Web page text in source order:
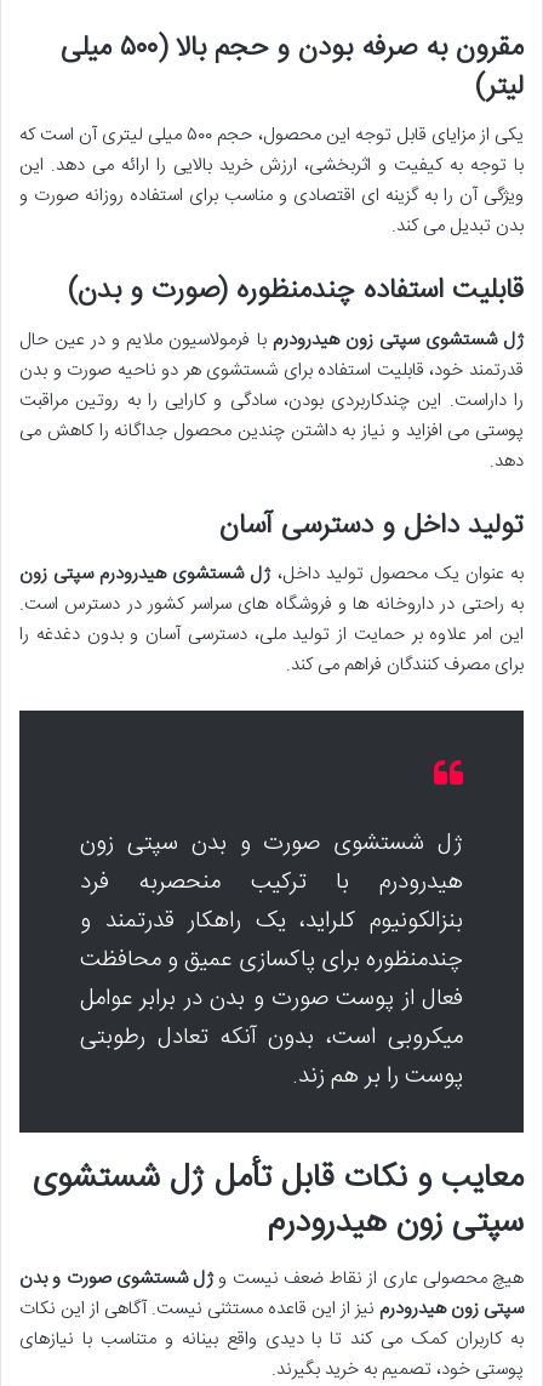
مقرون به صرفه بودن و حجم بالا (۵۰۰ میلی
لیتر)
یکی از مزایای قابل توجه این محصول، حجم ۵۰۰ میلی لیتری آن است که
با توجه به کیفیت و اثربخشی، ارزش خرید بالایی را ارائه می دهد. این
ویژگی آن را به گزینه ای اقتصادی و مناسب برای استفاده روزانه صورت و
بدن تبدیل می کند.
قابلیت استفاده چندمنظوره (صورت و بدن)
ژل شستشوی سپتی زون هیدرودرم با فرمولاسیون ملایم و در عین حال
قدرتمند خود، قابلیت استفاده برای شستشوی هر دو ناحیه صورت و بدن
را داراست. این چندکاربردی بودن، سادگی و کارایی را به روتین مراقبت
پوستی می افزاید و نیاز به داشتن چندین محصول جداگانه را کاهش می
دهد.
تولید داخل و دسترسی آسان
به عنوان یک محصول تولید داخل،ژل شستشوی هیدرودرم سپتی زون
به راحتی در داروخانه ها و فروشگاه های سراسر کشور در دسترس است.
این امر علاوه بر حمایت از تولید ملی، دسترسی آسان و بدون دغدغه را
برای مصرف کنندگان فراهم می کند.
ژل شستشوی صورت و بدن سپتی زون
هیدرودرم با ترکیب منحصربه فرد
بنزالکونیوم کلراید، یک راهکار قدرتمند و
چندمنظوره برای پاکسازی عمیق و محافظت
فعال از پوست صورت و بدن در برابر عوامل
میکروبی است، بدون آنکه تعادل رطوبتی
پوست را بر هم زند.
معایب و نکات قابل تأمل ژل شستشوی
سپتی زون هیدرودرم
هیچ محصولی عاری از نقاط ضعف نیست وژل شستشوی صورت و بدن
سپتی زون هیدرودرم نیز از این قاعده مستثنی نیست. آگاهی از این نکات
به کاربران کمک می کند تا با دیدی واقع بینانه و متناسب با نیازهای
پوستی خود، تصمیم به خرید بگیرند.